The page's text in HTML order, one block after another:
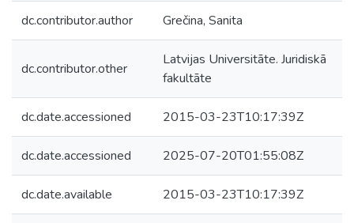
dc.contributor.author Grečina, Sanita
dc.contributor.other
Latvijas Universitāte. Juridiskā
fakultāte
dc.date.accessioned 2015-03-23T10:17:39Z
dc.date.accessioned 2025-07-20T01:55:08Z
dc.date.available 2015-03-23T10:17:39Z